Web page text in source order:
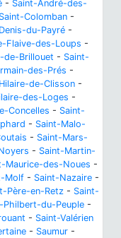
- Saint-André-des-
Saint-Colomban -
du-Payré -
Flaive-des-Loups -
de-Brillouet - Saint-
des-Prés -
de-Clisson -
des-Loges -
Concelles - Saint-
- Saint-Malo-
- Saint-Mars-
- Saint-Martin-
Maurice-des-Noues -
Molf - Saint-Nazaire -
Père-en-Retz - Saint-
Philbert-du-Peuple -
- Saint-Valérien
- Saumur -